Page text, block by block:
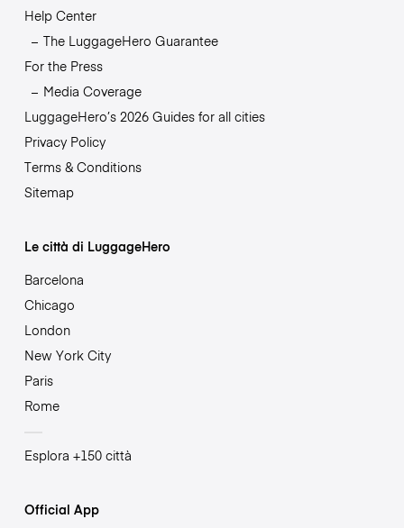
Help Center
The LuggageHero Guarantee
For the Press
Media Coverage
LuggageHero’s 2026 Guides for all cities
Privacy Policy
Terms & Conditions
Sitemap
Le città di LuggageHero
Barcelona
Chicago
London
New York City
Paris
Rome
Esplora +150 città
Official App